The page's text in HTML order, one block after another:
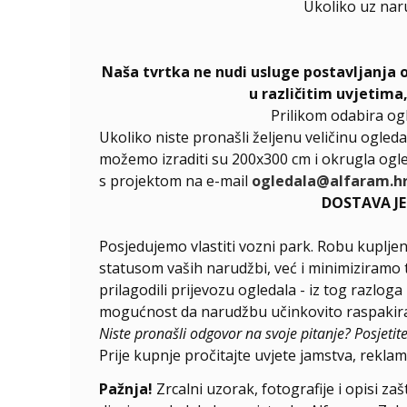
Ukoliko uz
Naša tvrtka ne nudi usluge postavljanja
u različitim
Prilikom odabira
Ukoliko niste pronašli željenu veličinu
možemo izraditi su 200x300 cm i okrugla
s projektom na e-mail
DOSTAVA
Posjedujemo vlastiti vozni park. Robu
statusom vaših narudžbi, već i
prilagodili prijevozu ogledala - iz tog
mogućnost da narudžbu učinkovito
Niste pronašli odgovor na svoje pitanje?
Prije kupnje pročitajte uvjete jamstva,
Pažnja! Zrcalni uzorak, fotografije i opisi